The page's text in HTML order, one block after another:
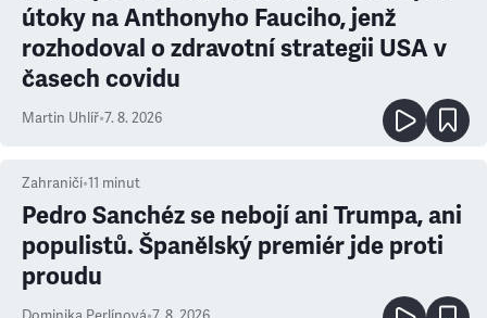
útoky na Anthonyho Fauciho, jenž
rozhodoval o zdravotní strategii USA v
časech covidu
Martin Uhlíř•7. 8. 2026
Zahraničí•11 minut
Pedro Sanchéz se nebojí ani Trumpa, ani
populistů. Španělský premiér jde proti
proudu